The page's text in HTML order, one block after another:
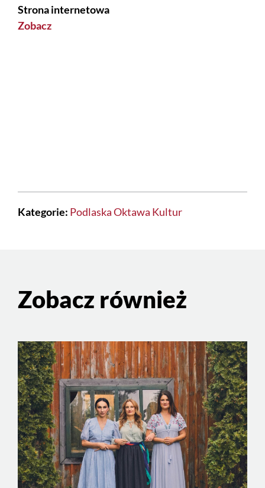
Strona internetowa
Zobacz
Kategorie: Podlaska Oktawa Kultur
Zobacz również